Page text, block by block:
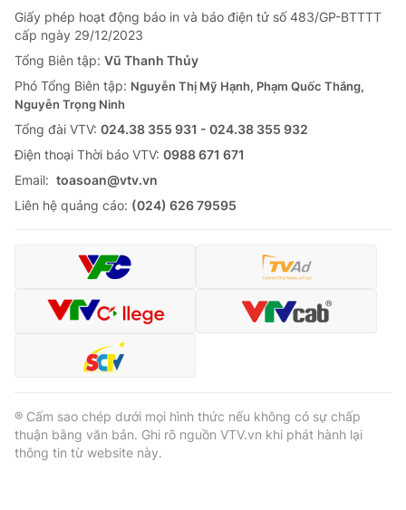
Giấy phép hoạt động báo in và báo điện tử số 483/GP-BTTTT
cấp ngày 29/12/2023
Tổng Biên tập: Vũ Thanh Thủy
Phó Tổng Biên tập: Nguyễn Thị Mỹ Hạnh, Phạm Quốc Thắng,
Nguyễn Trọng Ninh
Tổng đài VTV: 024.38 355 931 - 024.38 355 932
Ðiện thoại Thời báo VTV: 0988 671 671
Email: toasoan@vtv.vn
Liên hệ quảng cáo: (024) 626 79595
® Cấm sao chép dưới mọi hình thức nếu không có sự chấp
thuận bằng văn bản. Ghi rõ nguồn VTV.vn khi phát hành lại
thông tin từ website này.